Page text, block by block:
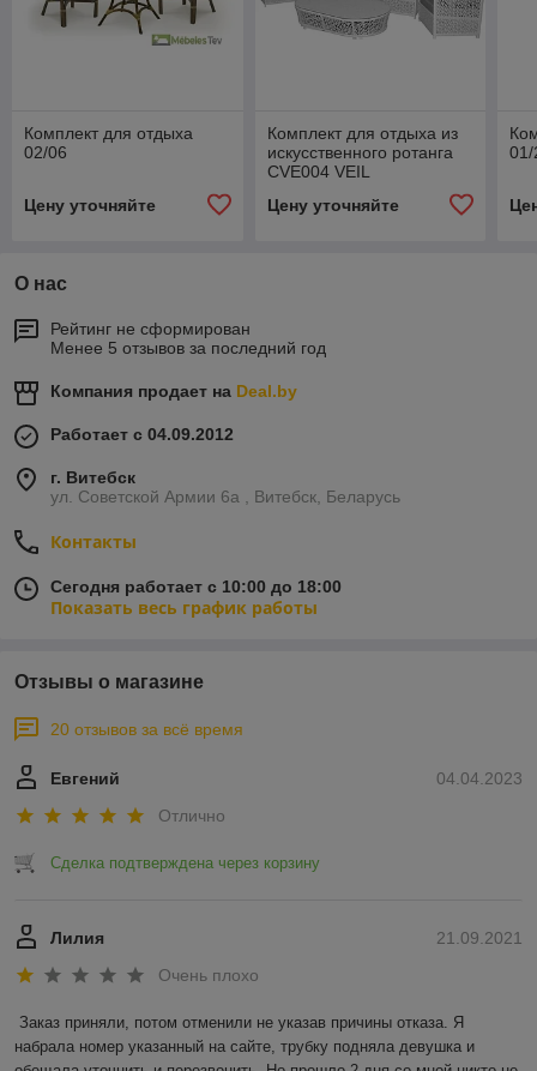
Комплект для отдыха
02/06
Цену уточняйте
Комплект для отдыха из
искусственного ротанга
CVE004 VEIL
Цену уточняйте
01/
О нас
Рейтинг не сформирован
Менее 5 отзывов за последний год
Компания продает на Deal.by
Работает с 04.09.2012
г. Витебск
ул. Советской Армии 6а , Витебск, Беларусь
Контакты
Сегодня работает с 10:00 до 18:00
Показать весь график работы
Отзывы о магазине
20 отзывов за всё время
04.04.2023
Евгений
Отлично
Сделка подтверждена через корзину
21.09.2021
Лилия
Очень плохо
Заказ приняли, потом отменили не указав причины отказа. Я
набрала номер указанный на сайте, трубку подняла девушка и